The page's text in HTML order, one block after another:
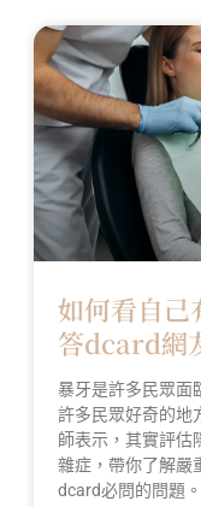
如何看自己
答dcard網
暴牙是許多民眾面
許多民眾好奇的地
師表示，其實評估
雜症，帶你了解嚴
dcard必問的問題。